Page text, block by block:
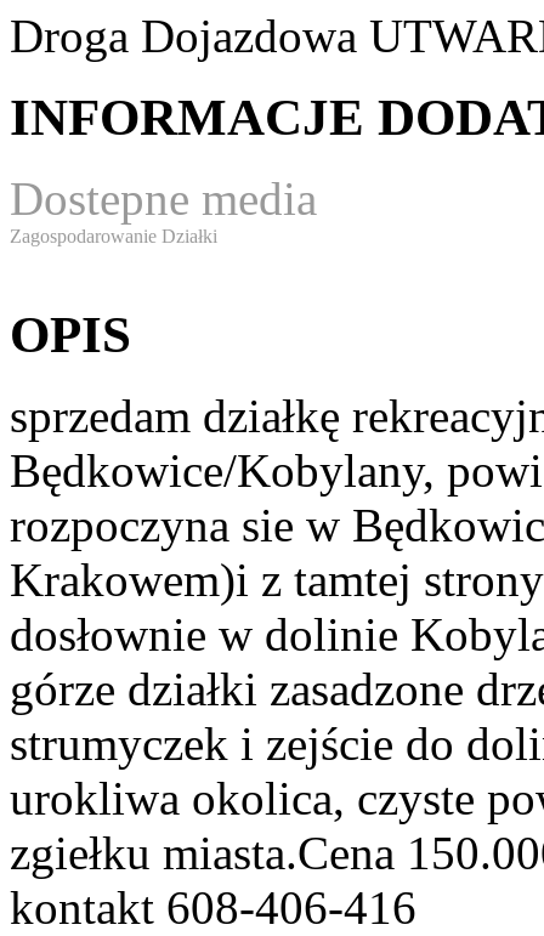
Droga Dojazdowa
INFORMACJE
Dostepne media
Zagospodarowanie Działki
OPIS
sprzedam działkę
Będkowice/Kobylany,
rozpoczyna sie w
Krakowem)i z tamtej
dosłownie w dolinie
górze działki zasadzone
strumyczek i zejście do
urokliwa okolica, czyste
zgiełku miasta.Cena
kontakt 608-406-416